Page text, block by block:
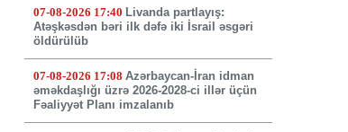
07-08-2026 17:40 Livanda partlayış:
Atəşkəsdən bəri ilk dəfə iki İsrail əsgəri
öldürülüb
07-08-2026 17:08 Azərbaycan-İran idman
əməkdaşlığı üzrə 2026-2028-ci illər üçün
Fəaliyyət Planı imzalanıb